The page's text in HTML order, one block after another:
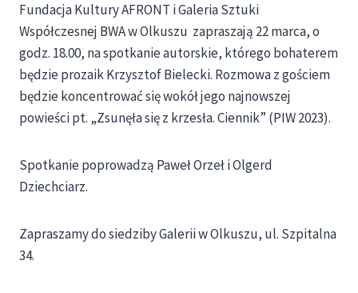
Fundacja Kultury AFRONT i Galeria Sztuki
Współczesnej BWA w Olkuszu zapraszają 22 marca, o
godz. 18.00, na spotkanie autorskie, którego bohaterem
będzie prozaik Krzysztof Bielecki. Rozmowa z gościem
będzie koncentrować się wokół jego najnowszej
powieści pt. „Zsunęła się z krzesła. Ciennik” (PIW 2023).
Spotkanie poprowadzą Paweł Orzeł i Olgerd
Dziechciarz.
Zapraszamy do siedziby Galerii w Olkuszu, ul. Szpitalna
34.